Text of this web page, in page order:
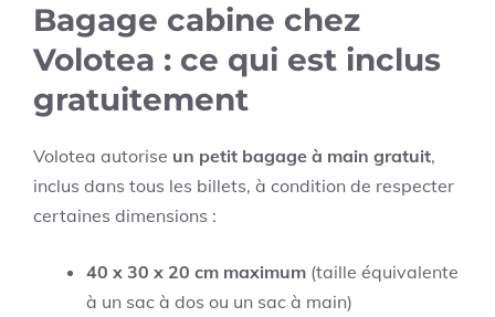
Bagage cabine chez
Volotea : ce qui est inclus
gratuitement
Volotea autorise un petit bagage à main gratuit,
inclus dans tous les billets, à condition de respecter
certaines dimensions :
40 x 30 x 20 cm maximum (taille équivalente
à un sac à dos ou un sac à main)